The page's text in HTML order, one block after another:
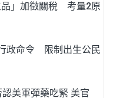
品」加徵關稅 考量2原
政命令 限制出生公民
美軍彈藥吃緊 美官